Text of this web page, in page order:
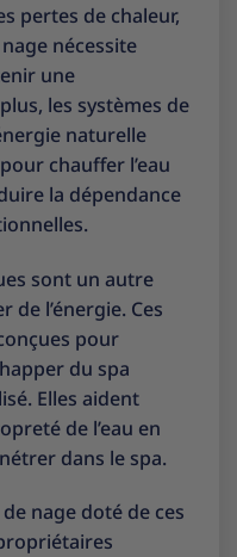
pertes de chaleur,
nécessite
une
les systèmes de
naturelle
chauffer l’eau
la dépendance
sont un autre
de l’énergie. Ces
pour
du spa
Elles aident
de l’eau en
dans le spa.
nage doté de ces